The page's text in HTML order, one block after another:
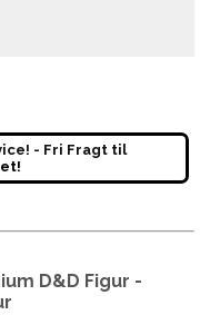
- Fri Fragt til
D&D Figur -